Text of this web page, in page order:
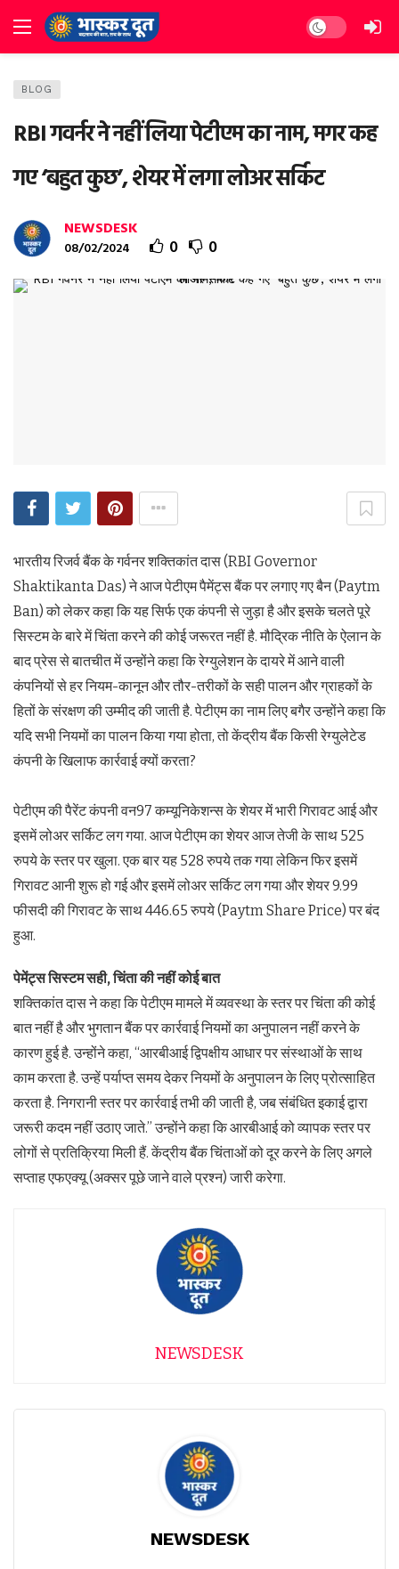
Dark mode
BLOG
RBI गवर्नर ने नहीं लिया पेटीएम का नाम, मगर कह
गए ‘बहुत कुछ’, शेयर में लगा लोअर सर्किट
NEWSDESK
08/02/2024 0 0
भारतीय रिजर्व बैंक के गर्वनर शक्तिकांत दास (RBI Governor
Shaktikanta Das) ने आज पेटीएम पैमेंट्स बैंक पर लगाए गए बैन (Paytm
Ban) को लेकर कहा कि यह सिर्फ एक कंपनी से जुड़ा है और इसके चलते पूरे
सिस्टम के बारे में चिंता करने की कोई जरूरत नहीं है. मौद्रिक नीति के ऐलान के
बाद प्रेस से बातचीत में उन्‍होंने कहा कि रेग्युलेशन के दायरे में आने वाली
कंपनियों से हर नियम-कानून और तौर-तरीकों के सही पालन और ग्राहकों के
हितों के संरक्षण की उम्‍मीद की जाती है. पेटीएम का नाम लिए बगैर उन्होंने कहा कि
यदि सभी नियमों का पालन किया गया होता, तो केंद्रीय बैंक किसी रेग्युलेटेड
कंपनी के खिलाफ कार्रवाई क्यों करता?
पेटीएम की पैरेंट कंपनी वन97 कम्‍यूनिकेशन्‍स के शेयर में भारी गिरावट आई और
इसमें लोअर सर्किट लग गया. आज पेटीएम का शेयर आज तेजी के साथ 525
रुपये के स्‍तर पर खुला. एक बार यह 528 रुपये तक गया लेकिन फिर इसमें
गिरावट आनी शुरू हो गई और इसमें लोअर सर्किट लग गया और शेयर 9.99
फीसदी की गिरावट के साथ 446.65 रुपये (Paytm Share Price) पर बंद
हुआ.
पेमेंट्स सिस्‍टम सही, चिंता की नहीं कोई बात
शक्तिकांत दास ने कहा कि पेटीएम मामले में व्यवस्था के स्तर पर चिंता की कोई
बात नहीं है और भुगतान बैंक पर कार्रवाई नियमों का अनुपालन नहीं करने के
कारण हुई है. उन्होंने कहा, ‘‘आरबीआई द्विपक्षीय आधार पर संस्थाओं के साथ
काम करता है. उन्हें पर्याप्त समय देकर नियमों के अनुपालन के लिए प्रोत्साहित
करता है. निगरानी स्तर पर कार्रवाई तभी की जाती है, जब संबंधित इकाई द्वारा
जरूरी कदम नहीं उठाए जाते.’’ उन्होंने कहा कि आरबीआई को व्यापक स्तर पर
लोगों से प्रतिक्रिया मिली हैं. केंद्रीय बैंक चिंताओं को दूर करने के लिए अगले
सप्ताह एफएक्यू (अक्सर पूछे जाने वाले प्रश्न) जारी करेगा.
NEWSDESK
NEWSDESK